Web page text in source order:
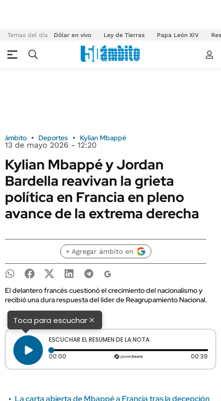
Temas del día Dólar en vivo Ley de Tierras Papa León XIV
ámbito Deportes Kylian Mbappé
13 de mayo 2026 - 12:20
Kylian Mbappé y Jordan
Bardella reavivan la grieta
política en Francia en pleno
avance de la extrema derecha
+ Agregar ámbito en
El delantero francés cuestionó el crecimiento del nacionalismo y
recibió una dura respuesta del líder de Reagrupamiento Nacional.
Toca para escuchar×
ESCUCHAR EL RESUMEN DE LA NOTA
00:00 Tiempo transcurrido: 0 segundos 00:39
La carta abierta de Mbappé a Francia tras la decepción